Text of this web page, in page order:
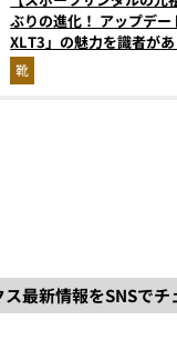
ぶりの進化！ アップデ
XLT3」の魅力を識者が
解説！
靴
最新情報をSNSでチ